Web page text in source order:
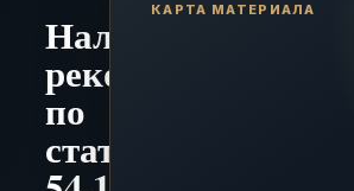
Налоговая
реконструкция
по
статье
КАРТА МАТЕРИАЛА